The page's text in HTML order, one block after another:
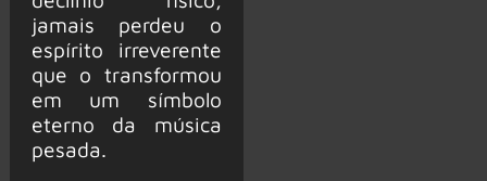
jamais perdeu o
espírito irreverente
que o transformou
em um símbolo
eterno da música
pesada.